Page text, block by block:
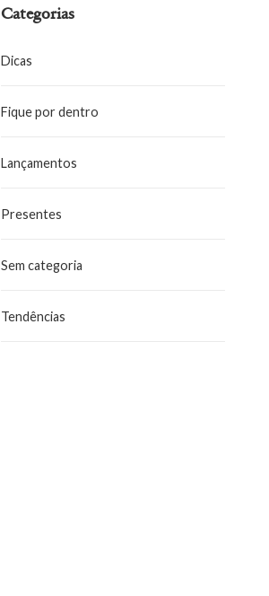
Categorias
Dicas
Fique por dentro
Lançamentos
Presentes
Sem categoria
Tendências